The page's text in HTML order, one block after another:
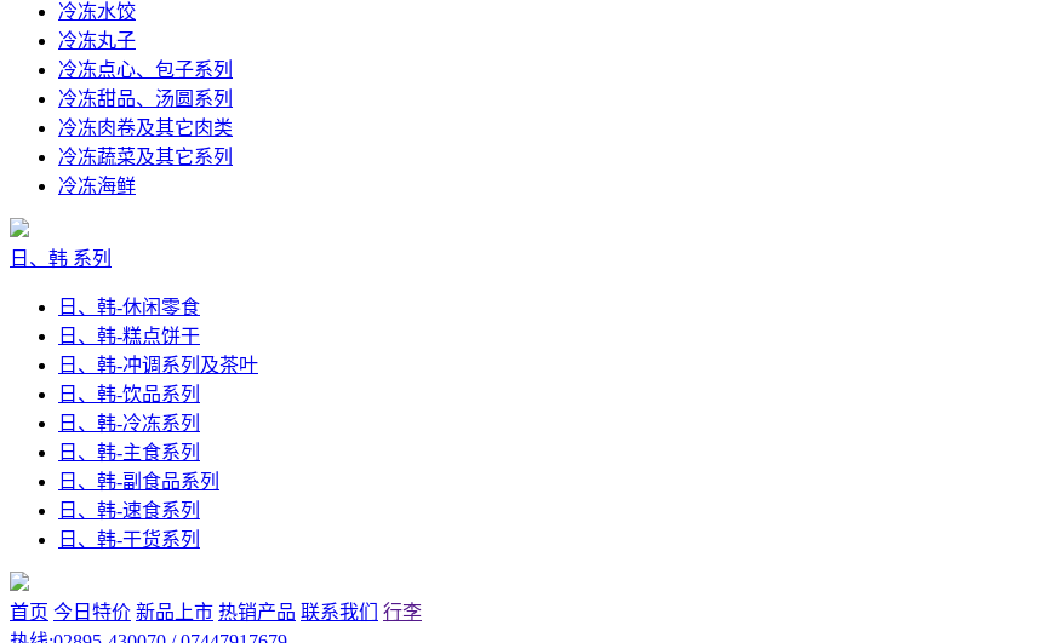
冷冻水饺
冷冻丸子
冷冻点心、包子系列
冷冻甜品、汤圆系列
冷冻肉卷及其它肉类
冷冻蔬菜及其它系列
冷冻海鲜
日、韩 系列
日、韩-休闲零食
日、韩-糕点饼干
日、韩-冲调系列及茶叶
日、韩-饮品系列
日、韩-冷冻系列
日、韩-主食系列
日、韩-副食品系列
日、韩-速食系列
日、韩-干货系列
首页 今日特价 新品上市 热销产品 联系我们
行李